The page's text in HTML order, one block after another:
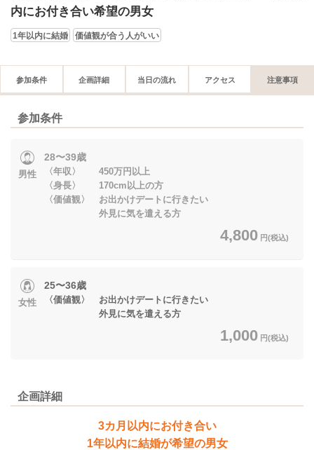
内にお付き合い希望の男女
1年以内に結婚 価値観が合う人がいい
参加条件 企画詳細 当日の流れ アクセス 注意事項
参加条件
男性
28〜39歳
〈年収〉 450万円以上
〈身長〉 170cm以上の方
〈価値観〉 お出かけデートに行きたい
外見に気を遣える方
4,800 円(税込)
女性
25〜36歳
〈価値観〉 お出かけデートに行きたい
外見に気を遣える方
1,000 円(税込)
企画詳細
3カ月以内にお付き合い
1年以内に結婚が希望の男女